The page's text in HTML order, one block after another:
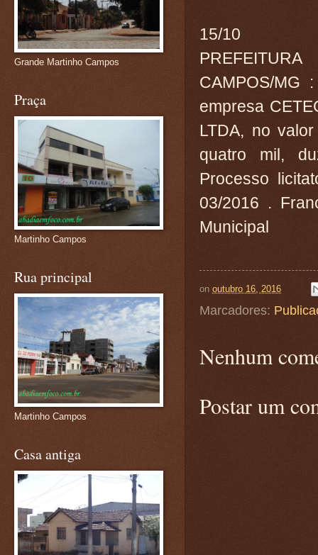
15/10
CAMPOS/MG
empresa
LTDA, no
quatro mil,
Processo
03/2016 .
Municipal
on outubro 16, 2016
Marcadores:
Nenhum
Postar um
Grande Martinho Campos
Praça
Martinho Campos
Rua principal
Martinho Campos
Casa antiga